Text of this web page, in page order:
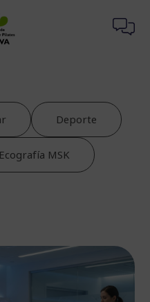
Deporte
Ecografía MSK